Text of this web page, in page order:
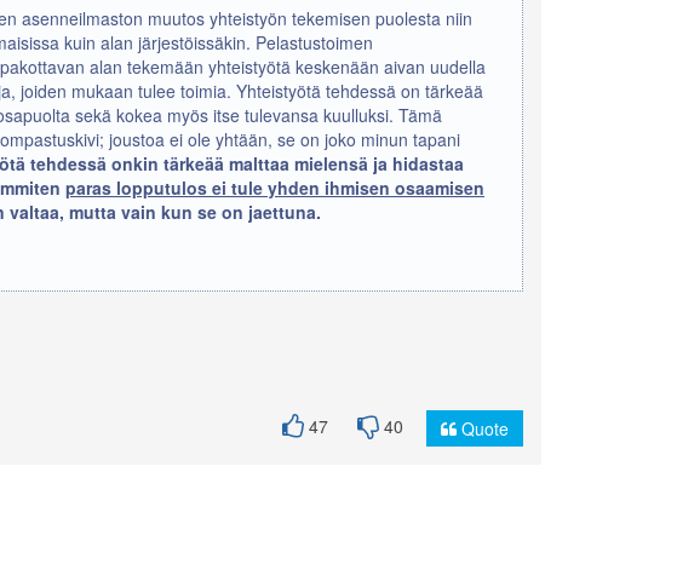
asenneilmaston muutos yhteistyön tekemisen puolesta niin
kuin alan järjestöissäkin. Pelastustoimen
alan tekemään yhteistyötä keskenään aivan uudella
joiden mukaan tulee toimia. Yhteistyötä tehdessä on tärkeää
sekä kokea myös itse tulevansa kuulluksi. Tämä
joustoa ei ole yhtään, se on joko minun tapani
tehdessä onkin tärkeää malttaa mielensä ja hidastaa
paras lopputulos ei tule yhden ihmisen osaamisen
valtaa, mutta vain kun se on jaettuna.
47 40 Quote